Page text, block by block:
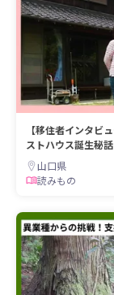
【移住者インタビ
ストハウス誕生秘話
山口県
読みもの